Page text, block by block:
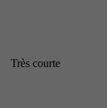
Très courte